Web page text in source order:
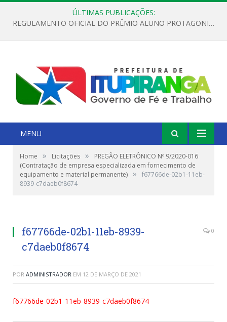
ÚLTIMAS PUBLICAÇÕES:
REGULAMENTO OFICIAL DO PRÊMIO ALUNO PROTAGONISTA – EDIÇÃO 2026
MENU
Home » Licitações »
PREGÃO ELETRÔNICO Nº 9/2020-016
(Contratação de empresa especializada em fornecimento de
equipamento e material permanente) »
f67766de-02b1-11eb-
8939-c7daeb0f8674
f67766de-02b1-11eb-8939-
c7daeb0f8674
0
POR ADMINISTRADOR EM 12 DE MARÇO DE 2021
f67766de-02b1-11eb-8939-c7daeb0f8674